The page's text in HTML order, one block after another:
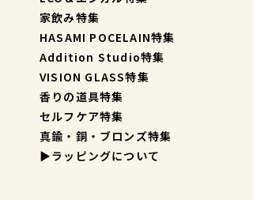
家飲み特集
HASAMI POCELAIN特集
Addition Studio特集
VISION GLASS特集
香りの道具特集
セルフケア特集
真鍮・銅・ブロンズ特集
▶︎ラッピングについて